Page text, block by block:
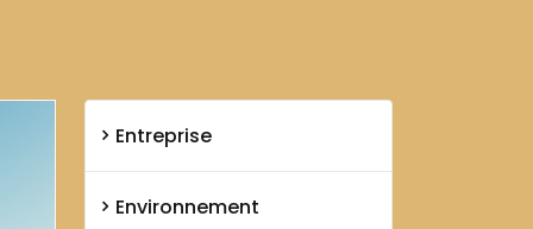
Entreprise
Environnement